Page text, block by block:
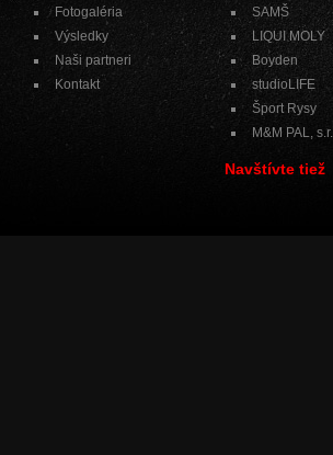
Fotogaléria
Výsledky
Naši partneri
Kontakt
SAMŠ
LIQUI MOLY
Boyden
studioLIFE
Šport Rysy
M&M PAL,
Navštívte tiež